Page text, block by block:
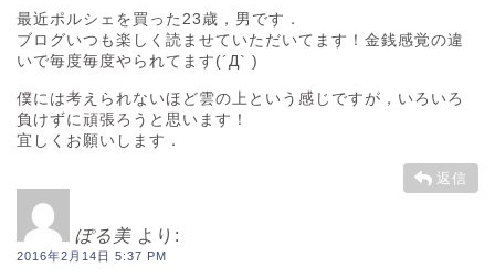
最近ポルシェを買った23歳，男です．
ブログいつも楽しく読ませていただいてます！金銭感覚の違
いで毎度毎度やられてます(´Д` )
僕には考えられないほど雲の上という感じですが，いろいろ
負けずに頑張ろうと思います！
宜しくお願いします．
返信
ぽる美 より:
2016年2月14日 5:37 PM